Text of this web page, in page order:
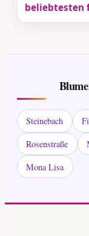
beliebtesten
Steinebach
Rosenstraße
Mona Lisa